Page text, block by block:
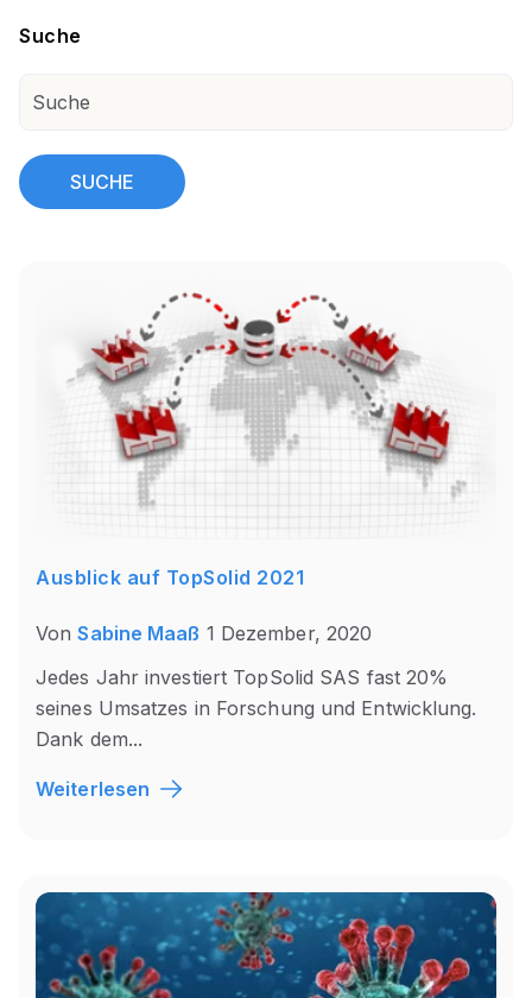
Ausblick auf TopSolid 2021
Von Sabine Maaß 1 Dezember, 2020
Jedes Jahr investiert TopSolid SAS fast 20%
seines Umsatzes in Forschung und Entwicklung.
Dank dem...
Weiterlesen
Suche
SUCHE